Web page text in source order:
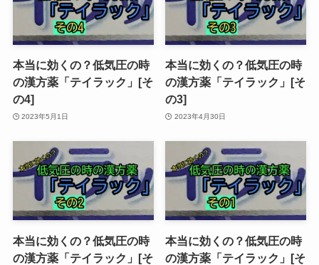
本当に効くの？低気圧の時
の漢方薬「テイラック」[そ
の4]
2023年5月1日
本当に効くの？低気圧の時
の漢方薬「テイラック」[そ
の3]
2023年4月30日
本当に効くの？低気圧の時
の漢方薬「テイラック」[そ
本当に効くの？低気圧の時
の漢方薬「テイラック」[そ